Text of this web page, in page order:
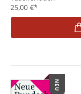
25,00 €*
NEU